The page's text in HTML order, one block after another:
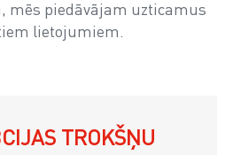
piedāvājam uzticamus
lietojumiem.
TROKŠŅU